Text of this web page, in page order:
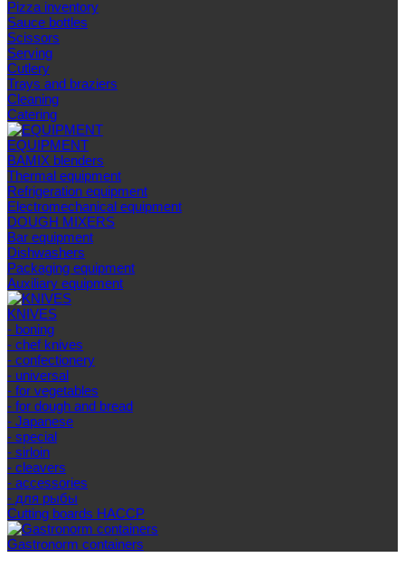
Pizza inventory
Sauce bottles
Scissors
Serving
Cutlery
Trays and braziers
Сleaning
Catering
EQUIPMENT
BAMIX blenders
Thermal equipment
Refrigeration equipment
Electromechanical equipment
DOUGH MIXERS
Bar equipment
Dishwashers
Packaging equipment
Auxiliary equipment
KNIVES
- boning
- chef knives
- confectionery
- universal
- for vegetables
- for dough and bread
- Japanese
- special
- sirloin
- cleavers
- accessories
- для рыбы
Cutting boards HACCP
Gastronorm containers